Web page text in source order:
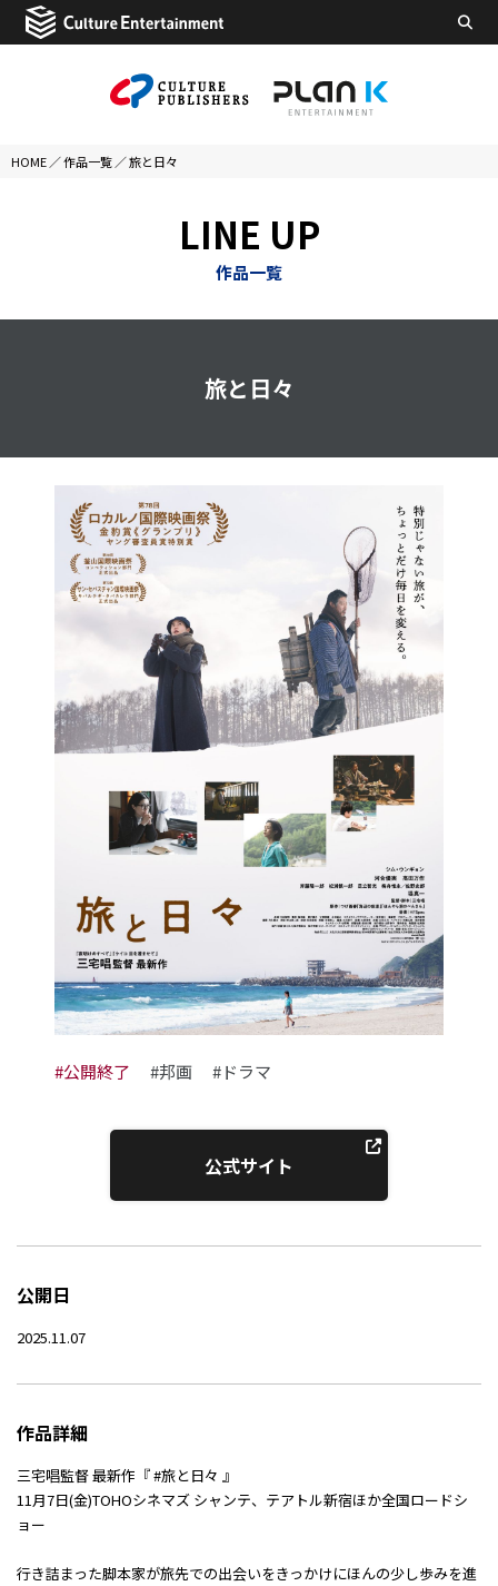
HOME ／作品一覧 ／旅と日々
LINE UP
作品一覧
旅と日々
#公開終了 #邦画 #ドラマ
公式サイト
公開日
2025.11.07
作品詳細
三宅唱監督 最新作『 #旅と日々 』
11月7日(金)TOHOシネマズ シャンテ、テアトル新宿ほか全国ロードシ
ョー
行き詰まった脚本家が旅先での出会いをきっかけにほんの少し歩みを進